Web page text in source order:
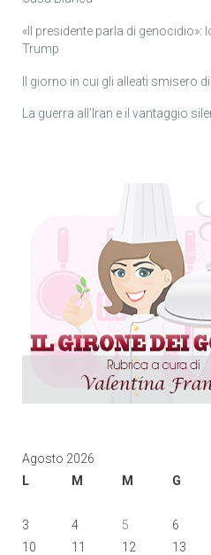
«Il presidente parla di
Trump
Il giorno in cui gli alleati smisero
La guerra all’Iran e il vantaggio
Agosto 2026
L
M M G
3
4 5 6
10
11 12 13